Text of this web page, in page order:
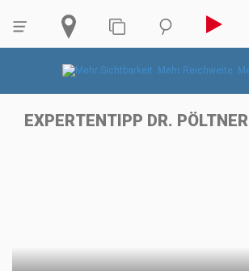
EXPERTENTIPP DR. PÖLTNER